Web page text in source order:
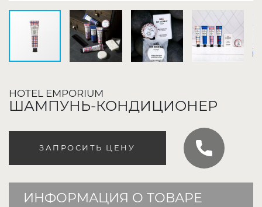
HOTEL EMPORIUM
ШАМПУНЬ-КОНДИЦИОНЕР
ЗАПРОСИТЬ ЦЕНУ
ИНФОРМАЦИЯ О ТОВАРЕ